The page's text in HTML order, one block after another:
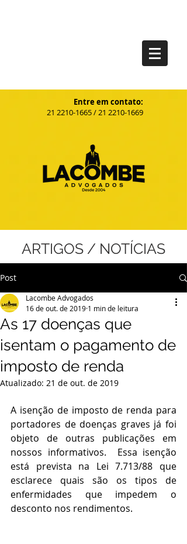
Entre em contato:
21 2210-1665/21 2210-1669
ARTIGOS / NOTÍCIAS
Post
As 17 doenças que
isentam o pagamento de
imposto de renda
Lacombe Advogados
16 de out. de 2019 1 min de leitura
Atualizado: 21 de out. de 2019
A isenção de imposto de renda para
portadores de doenças graves já foi
objeto de outras publicações em
nossos informativos.  Essa isenção
está prevista na Lei 7.713/88 que
esclarece quais são os tipos de
enfermidades que impedem o
desconto nos rendimentos.